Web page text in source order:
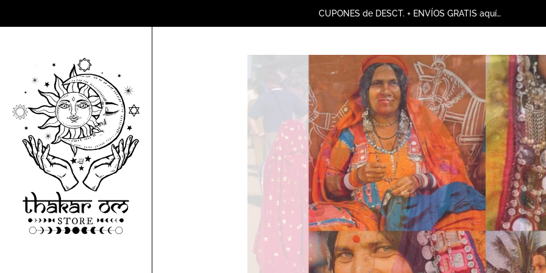
CUPONES de DESCT. + ENVÍOS GRATIS aquí…